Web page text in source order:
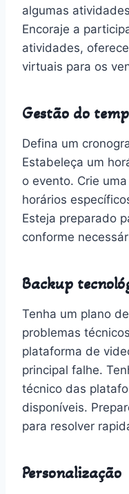
algumas
Encoraje a
atividades,
virtuais para os
Gestão do
Defina um
Estabeleça um
o evento. Crie
horários
Esteja preparado
conforme
Backup
Tenha um plano
problemas
plataforma de
principal falhe.
técnico das
disponíveis.
para resolver
Personalização